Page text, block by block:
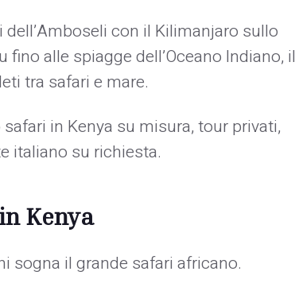
con il Kilimanjaro sullo
alle spiagge dell’Oceano Indiano, il
tra safari e mare.
in Kenya su misura, tour privati,
italiano su richiesta.
Kenya
sogna il grande safari africano.